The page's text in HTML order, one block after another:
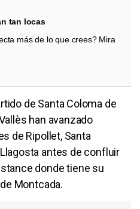
tan locas
más de lo que crees? Mira
de Santa Coloma de
han avanzado
de Ripollet, Santa
antes de confluir
donde tiene su
Montcada.